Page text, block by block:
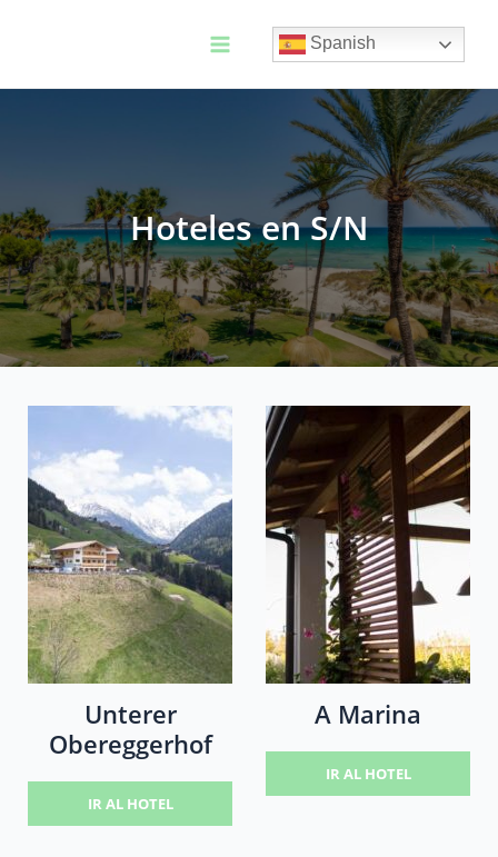
Main
Spanish
Hoteles en S/N
Unterer
Obereggerhof
IR AL HOTEL
A Marina
IR AL HOTEL